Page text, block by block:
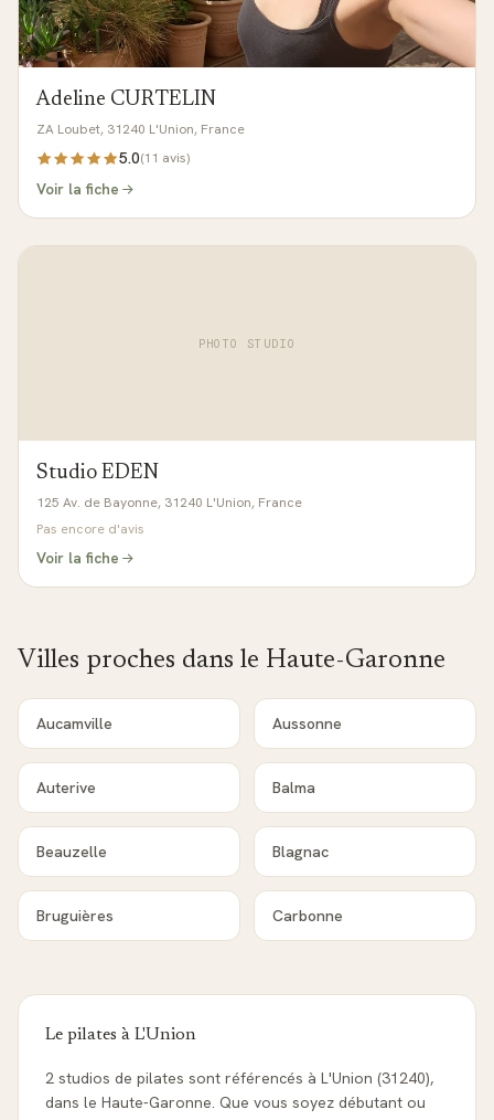
Adeline CURTELIN
ZA Loubet, 31240 L'Union, France
5.0(11 avis)
Voir la fiche
PHOTO STUDIO
Studio EDEN
125 Av. de Bayonne, 31240 L'Union, France
Pas encore d'avis
Voir la fiche
Villes proches dans le Haute-Garonne
Aucamville Aussonne
Auterive Balma
Beauzelle Blagnac
Bruguières Carbonne
Le pilates à L'Union
2 studios de pilates sont référencés à L'Union (31240),
dans le Haute-Garonne. Que vous soyez débutant ou